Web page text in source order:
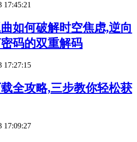
17:45:21
如何破解时空焦虑,逆向
码的双重解码
17:27:15
全攻略,三步教你轻松获
17:09:27